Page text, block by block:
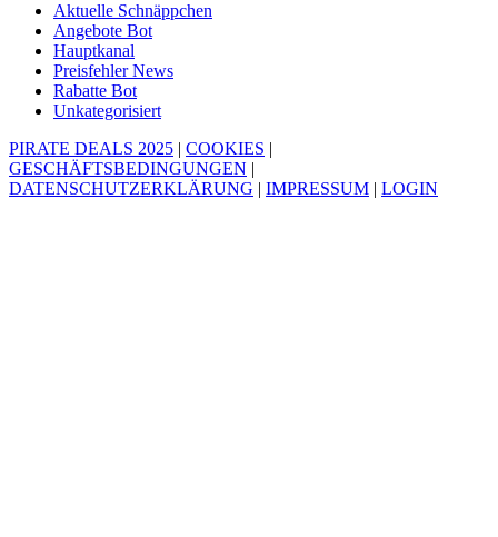
Aktuelle Schnäppchen
Angebote Bot
Hauptkanal
Preisfehler News
Rabatte Bot
Unkategorisiert
PIRATE DEALS 2025 | COOKIES |
GESCHÄFTSBEDINGUNGEN |
DATENSCHUTZERKLÄRUNG | IMPRESSUM | LOGIN